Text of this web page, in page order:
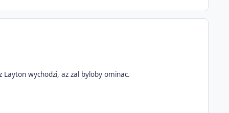
wychodzi, az zal byloby ominac.